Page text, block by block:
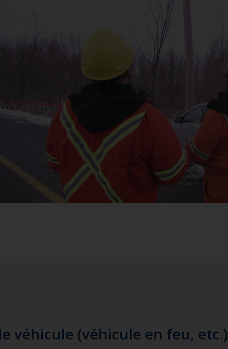
véhicule (véhicule en feu, etc.)